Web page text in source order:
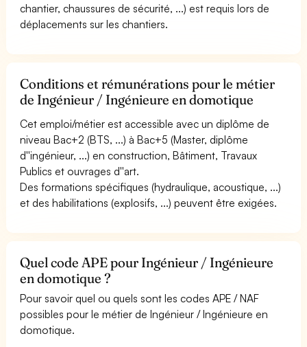
chantier, chaussures de sécurité, ...) est requis lors de
déplacements sur les chantiers.
Conditions et rémunérations pour le métier
de Ingénieur / Ingénieure en domotique
Cet emploi/métier est accessible avec un diplôme de
niveau Bac+2 (BTS, ...) à Bac+5 (Master, diplôme
d''ingénieur, ...) en construction, Bâtiment, Travaux
Publics et ouvrages d''art.
Des formations spécifiques (hydraulique, acoustique, ...)
et des habilitations (explosifs, ...) peuvent être exigées.
Quel code APE pour Ingénieur / Ingénieure
en domotique ?
Pour savoir quel ou quels sont les codes APE / NAF
possibles pour le métier de Ingénieur / Ingénieure en
domotique.